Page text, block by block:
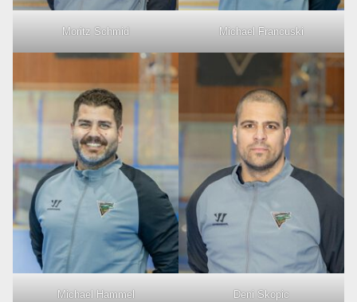
Moritz Schmid Michael Francuski
Michael Hammel Deni Skopic